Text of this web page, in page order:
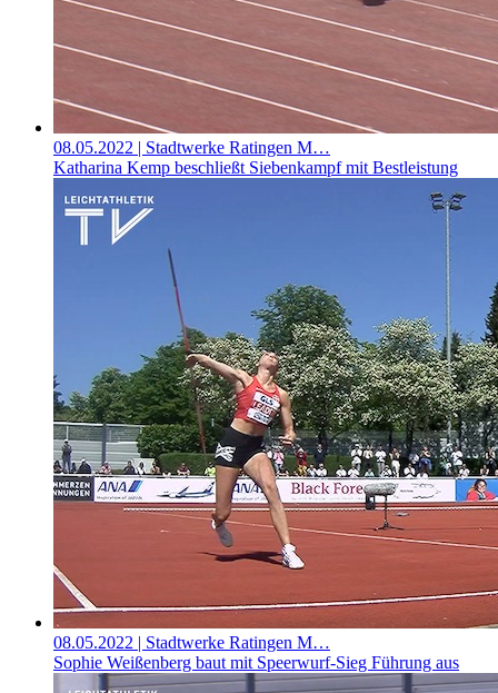
08.05.2022 | Stadtwerke Ratingen M…
Katharina Kemp beschließt Siebenkampf mit Bestleistung
08.05.2022 | Stadtwerke Ratingen M…
Sophie Weißenberg baut mit Speerwurf-Sieg Führung aus